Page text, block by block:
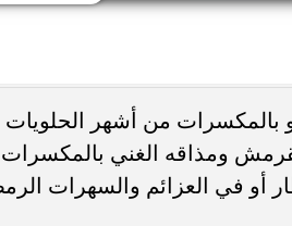
بالمكسرات من أشهر
ومذاقه الغني
أو في العزائم والسهرات
وزارة الصحة تحذر من